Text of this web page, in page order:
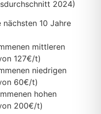
2024)
10 Jahre
mittleren
127€/t)
niedrigen
60€/t)
hohen
200€/t)